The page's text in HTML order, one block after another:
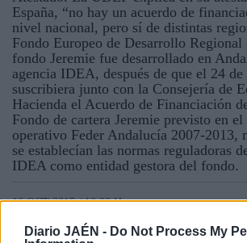
Diario JAÉN - Do Not Process My
España, “no hay un acuerdo de
nivel nacional, pero sí de distintas
Fondo Europeo de Desarrollo
fondo Jeremie fue desarrollado en
agencia IDEA, después de que el 24
suscribiera junto con la Consejería de
Hacienda el Acuerdo de Financiación
Fondo de cartera Jeremie previsto en el
operativo Feder Andalucía 2007-2013,
se establecían las normas reguladoras
IDEA como entidad gestora del fondo.
16 OCT 2015 / 10:03 H.